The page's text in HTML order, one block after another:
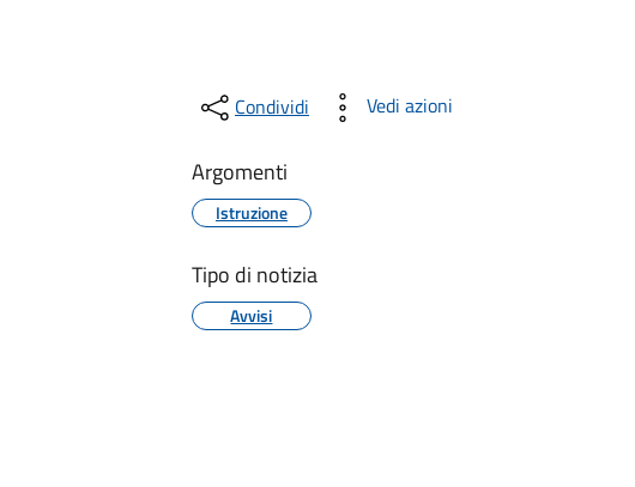
Condividi Vedi azioni
Argomenti
Istruzione
Tipo di notizia
Avvisi